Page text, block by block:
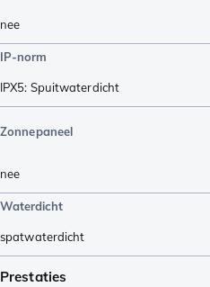
nee
IP-norm
IPX5: Spuitwaterdicht
Zonnepaneel
nee
Waterdicht
spatwaterdicht
Prestaties